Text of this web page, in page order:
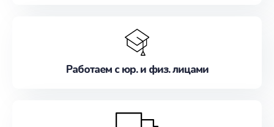
Работаем с юр. и физ. лицами